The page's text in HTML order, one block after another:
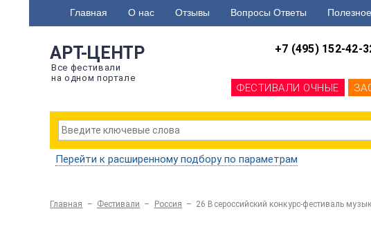
Главная О нас Отзывы Вопросы Ответы Полезное
АРТ-ЦЕНТР
Все фестивали
на одном портале
+7 (495) 152-42-
ФЕСТИВАЛИ ОЧНЫЕ
Перейти к расширенному подбору по параметрам
Главная – Фестивали – Россия – 26 Всероссийский конкурс-фестиваль